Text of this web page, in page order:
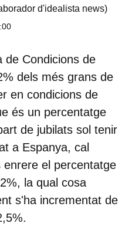
d'idealista news)
de Condicions de
dels més grans de
en condicions de
és un percentatge
de jubilats sol tenir
a Espanya, cal
el percentatge
la qual cosa
s'ha incrementat de
.